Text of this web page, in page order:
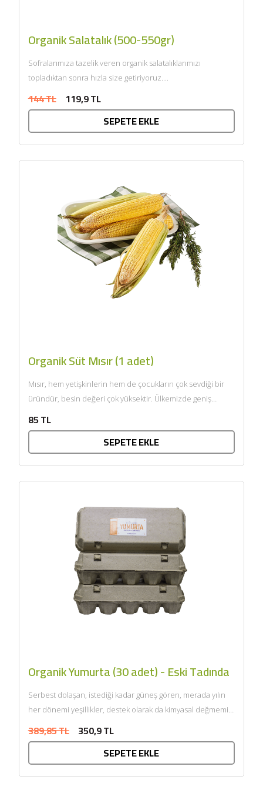
Organik Salatalık (500-550gr)
Sofralarımıza tazelik veren organik salatalıklarımızı
topladıktan sonra hızla size getiriyoruz....
144 TL 119,9 TL
SEPETE EKLE
Organik Süt Mısır (1 adet)
Mısır, hem yetişkinlerin hem de çocukların çok sevdiği bir
üründür, besin değeri çok yüksektir. Ülkemizde geniş
85 TL
SEPETE EKLE
Organik Yumurta (30 adet) - Eski Tadında
Serbest dolaşan, istediği kadar güneş gören, merada yılın
her dönemi yeşillikler, destek olarak da kimyasal değmemiş
389,85 TL 350,9 TL
SEPETE EKLE